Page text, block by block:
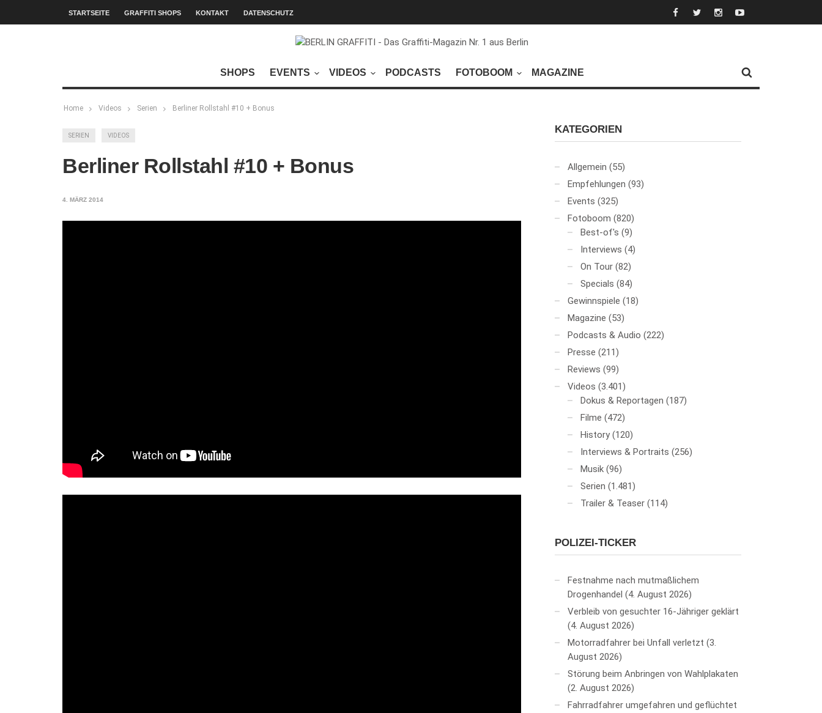
STARTSEITE GRAFFITI SHOPS KONTAKT DATENSCHUTZ
SHOPS EVENTS VIDEOS PODCASTS FOTOBOOM MAGAZINE
Home Videos Serien Berliner Rollstahl #10 + Bonus
SERIEN VIDEOS
Berliner Rollstahl #10 + Bonus
4. MÄRZ 2014
KATEGORIEN
Allgemein (55)
Empfehlungen (93)
Events (325)
Fotoboom (820)
Best-of's (9)
Interviews (4)
On Tour (82)
Specials (84)
Gewinnspiele (18)
Magazine (53)
Podcasts & Audio (222)
Presse (211)
Reviews (99)
Videos (3.401)
Dokus & Reportagen (187)
Filme (472)
History (120)
Interviews & Portraits (256)
Musik (96)
Serien (1.481)
Trailer & Teaser (114)
POLIZEI-TICKER
Festnahme nach mutmaßlichem
Drogenhandel
4. August 2026
Verbleib von gesuchter 16-Jähriger geklärt
4. August 2026
Motorradfahrer bei Unfall verletzt 3.
August 2026
Störung beim Anbringen von Wahlplakaten
2. August 2026
Fahrradfahrer umgefahren und geflüchtet